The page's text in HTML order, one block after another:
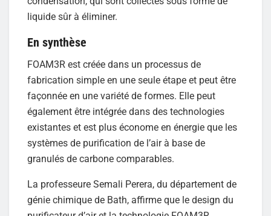
liquide sûr à éliminer.
En synthèse
FOAM3R est créée dans un processus de
fabrication simple en une seule étape et peut être
façonnée en une variété de formes. Elle peut
également être intégrée dans des technologies
existantes et est plus économe en énergie que les
systèmes de purification de l’air à base de
granulés de carbone comparables.
La professeure Semali Perera, du département de
génie chimique de Bath, affirme que le design du